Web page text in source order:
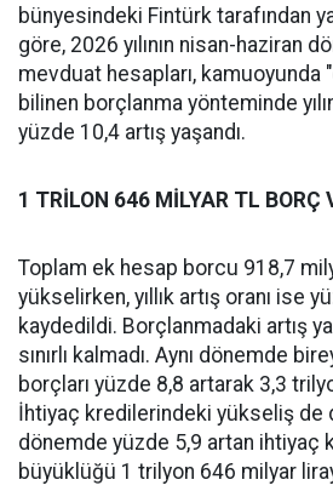
bünyesindeki Fintürk tarafından
göre, 2026 yılının nisan-haziran
mevduat hesapları, kamuoyunda
bilinen borçlanma yönteminde
yüzde 10,4 artış yaşandı.
1 TRİLON 646 MİLYAR TL BORÇ
Toplam ek hesap borcu 918,7
yükselirken, yıllık artış oranı ise
kaydedildi. Borçlanmadaki artış
sınırlı kalmadı. Aynı dönemde
borçları yüzde 8,8 artarak 3,3
İhtiyaç kredilerindeki yükseliş de
dönemde yüzde 5,9 artan ihtiyaç
büyüklüğü 1 trilyon 646 milyar